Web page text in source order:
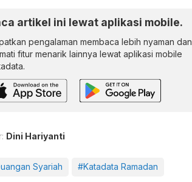
artikel ini lewat aplikasi mobile.
pengalaman membaca lebih nyaman dan
fitur menarik lainnya lewat aplikasi mobile
Dini Hariyanti
Syariah #Katadata Ramadan